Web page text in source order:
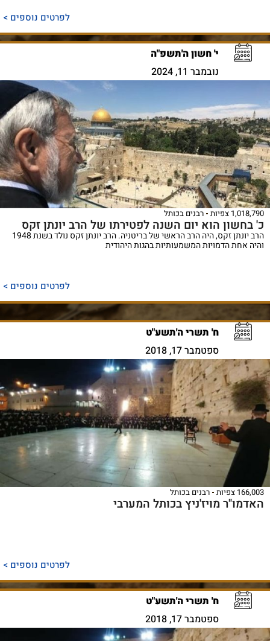
לפרטים נוספים >
י' חשון ה'תשפ"ה
נובמבר 11, 2024
1,018,790 צפיות רבנים בכותל
כ' בחשון הוא יום השנה לפטירתו של הרב יונתן זקס
הרב יונתן זקס, היה הרב הראשי של בריטניה. הרב יונתן זקס נולד בשנת 1948
והיה אחת הדמויות המשמעותיות בהגות היהודית
לפרטים נוספים >
ח' תשרי ה'תשע"ט
ספטמבר 17, 2018
166,003 צפיות רבנים בכותל
האדמו"ר מויז'ניץ בכותל המערבי
לפרטים נוספים >
ח' תשרי ה'תשע"ט
ספטמבר 17, 2018